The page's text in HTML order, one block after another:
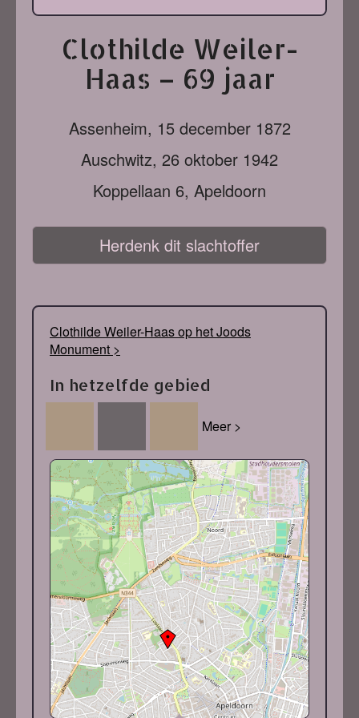
Clothilde Weiler-
Haas – 69 jaar
Assenheim, 15 december 1872
Auschwitz, 26 oktober 1942
Koppellaan 6, Apeldoorn
Herdenk dit slachtoffer
Clothilde Weiler-Haas op het Joods
Monument >
In hetzelfde gebied
Meer >